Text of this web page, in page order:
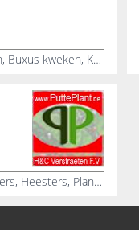
Haagplant, Bol in pot, Struiken, Prunus kwekerij, Carpinus kweken, Buxus kweken, Kweken, Haagelementen, Heesters, Grote haagplanten
Kwekerij, Groothandel in tuinplanten, Fruitbomen, Bodembedekkers, Heesters, Plantenhandelaar